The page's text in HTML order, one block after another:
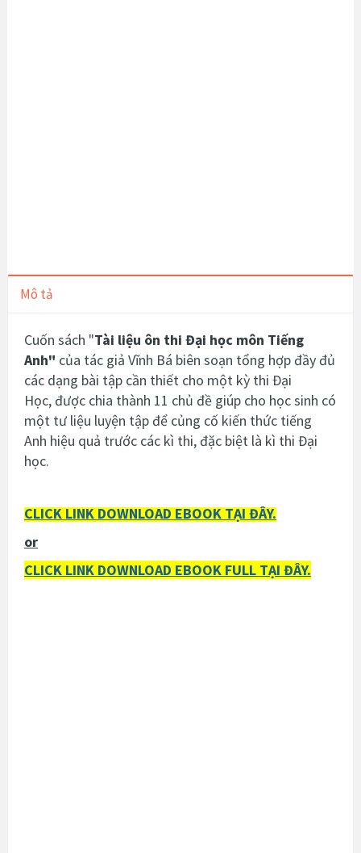
Mô tả
Cuốn sách "Tài liệu ôn thi Đại học môn Tiếng
Anh" của tác giả Vĩnh Bá biên soạn tổng hợp đầy đủ
các dạng bài tập cần thiết cho một kỳ thi Đại
Học, được chia thành 11 chủ đề giúp cho học sinh có
một tư liệu luyện tập để củng cố kiến thức tiếng
Anh hiệu quả trước các kì thi, đặc biệt là kì thi Đại
học.
CLICK LINK DOWNLOAD EBOOK TẠI ĐÂY.
or
CLICK LINK DOWNLOAD EBOOK FULL TẠI ĐÂY.